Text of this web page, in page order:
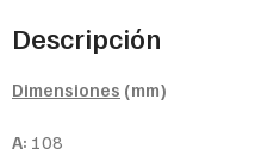
Descripción
Dimensiones (mm)
A: 108